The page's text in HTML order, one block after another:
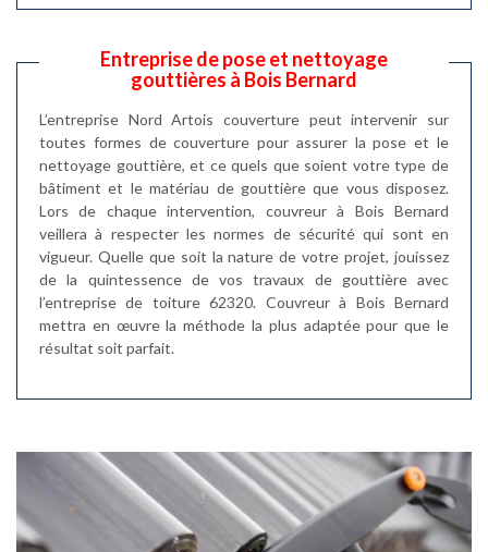
Entreprise de pose et nettoyage
gouttières à Bois Bernard
L’entreprise Nord Artois couverture peut intervenir sur
toutes formes de couverture pour assurer la pose et le
nettoyage gouttière, et ce quels que soient votre type de
bâtiment et le matériau de gouttière que vous disposez.
Lors de chaque intervention, couvreur à Bois Bernard
veillera à respecter les normes de sécurité qui sont en
vigueur. Quelle que soit la nature de votre projet, jouissez
de la quintessence de vos travaux de gouttière avec
l’entreprise de toiture 62320. Couvreur à Bois Bernard
mettra en œuvre la méthode la plus adaptée pour que le
résultat soit parfait.